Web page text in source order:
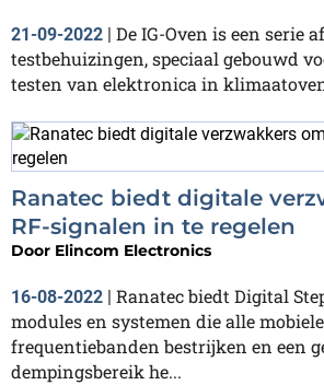
21-09-2022
De IG-Oven is een serie
testbehuizingen, speciaal gebouwd
testen van elektronica in
Ranatec biedt digitale
RF-signalen in te regelen
Door Elincom Electronics
16-08-2022
Ranatec biedt Digital
modules en systemen die alle mobiele
frequentiebanden bestrijken en een
dempingsbereik he...